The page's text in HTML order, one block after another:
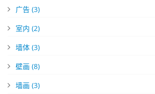
广告 (3)
室内 (2)
墙体 (3)
壁画 (8)
墙画 (3)